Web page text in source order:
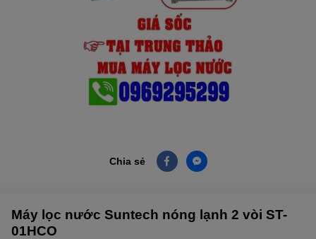
Chia sẻ
Máy lọc nước Suntech nóng lạnh 2 vòi ST-
01HCO